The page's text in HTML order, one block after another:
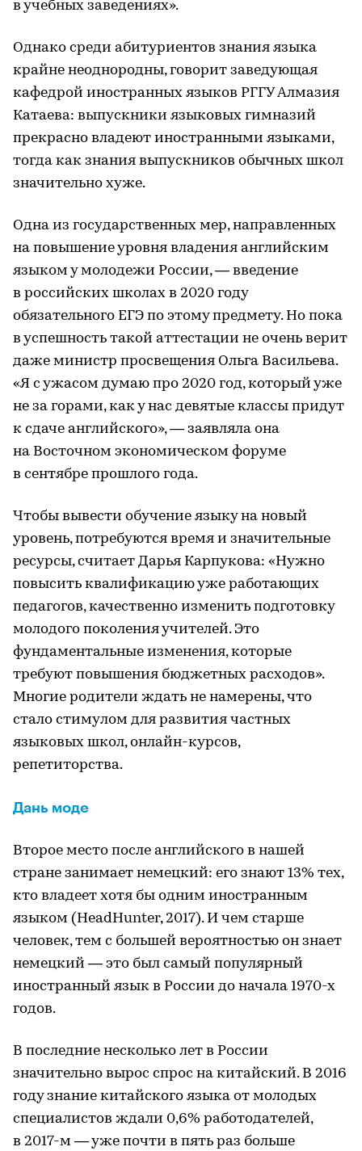
в учебных заведениях».
Однако среди абитуриентов знания языка
крайне неоднородны, говорит заведующая
кафедрой иностранных языков РГГУ Алмазия
Катаева: выпускники языковых гимназий
прекрасно владеют иностранными языками,
тогда как знания выпускников обычных школ
значительно хуже.
Одна из государственных мер, направленных
на повышение уровня владения английским
языком у молодежи России, — введение
в российских школах в 2020 году
обязательного ЕГЭ по этому предмету. Но пока
в успешность такой аттестации не очень верит
даже министр просвещения Ольга Васильева.
«Я с ужасом думаю про 2020 год, который уже
не за горами, как у нас девятые классы придут
к сдаче английского», — заявляла она
на Восточном экономическом форуме
в сентябре прошлого года.
Чтобы вывести обучение языку на новый
уровень, потребуются время и значительные
ресурсы, считает Дарья Карпукова: «Нужно
повысить квалификацию уже работающих
педагогов, качественно изменить подготовку
молодого поколения учителей. Это
фундаментальные изменения, которые
требуют повышения бюджетных расходов».
Многие родители ждать не намерены, что
стало стимулом для развития частных
языковых школ, онлайн-курсов,
репетиторства.
Дань моде
Второе место после английского в нашей
стране занимает немецкий: его знают 13% тех,
кто владеет хотя бы одним иностранным
языком (HeadHunter, 2017). И чем старше
человек, тем с большей вероятностью он знает
немецкий — это был самый популярный
иностранный язык в России до начала 1970-х
годов.
В последние несколько лет в России
значительно вырос спрос на китайский. В 2016
году знание китайского языка от молодых
специалистов ждали 0,6% работодателей,
в 2017-м — уже почти в пять раз больше